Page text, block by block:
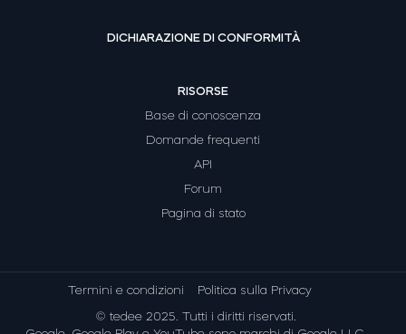
DICHIARAZIONE DI CONFORMITÀ
RISORSE
Base di conoscenza
Domande frequenti
API
Forum
Pagina di stato
Termini e condizioni Politica sulla Privacy
© tedee 2025. Tutti i diritti riservati.